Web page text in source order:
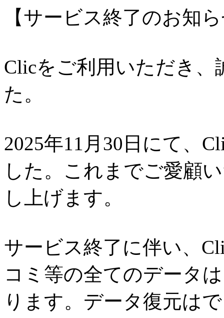
【サービス終了のお知
Clicをご利用いただき
た。
2025年11月30日にて、
した。これまでご愛顧
し上げます。
サービス終了に伴い、
コミ等の全てのデータ
ります。データ復元は